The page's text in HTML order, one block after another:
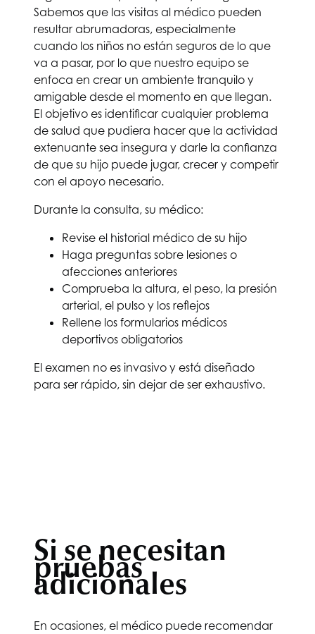
Sabemos que las visitas al médico pueden
resultar abrumadoras, especialmente
cuando los niños no están seguros de lo que
va a pasar, por lo que nuestro equipo se
enfoca en crear un ambiente tranquilo y
amigable desde el momento en que llegan.
El objetivo es identificar cualquier problema
de salud que pudiera hacer que la actividad
extenuante sea insegura y darle la confianza
de que su hijo puede jugar, crecer y competir
con el apoyo necesario.
Durante la consulta, su médico:
Revise el historial médico de su hijo
Haga preguntas sobre lesiones o
afecciones anteriores
Comprueba la altura, el peso, la presión
arterial, el pulso y los reflejos
Rellene los formularios médicos
deportivos obligatorios
El examen no es invasivo y está diseñado
para ser rápido, sin dejar de ser exhaustivo.
Si se necesitan
pruebas
adicionales
En ocasiones, el médico puede recomendar